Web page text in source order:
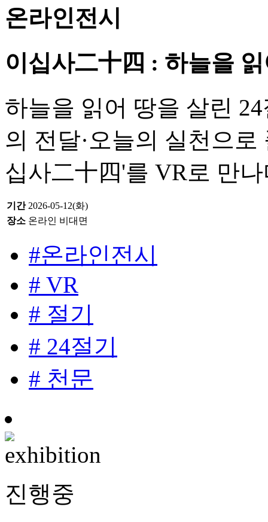
온라인전시
이십사二十四 : 하늘을
하늘을 읽어 땅을 살린
의 전달·오늘의 실천으
십사二十四'를 VR로 만
기간 2026-05-12(화)
장소 온라인 비대면
#온라인전시
# VR
# 절기
# 24절기
# 천문
진행중